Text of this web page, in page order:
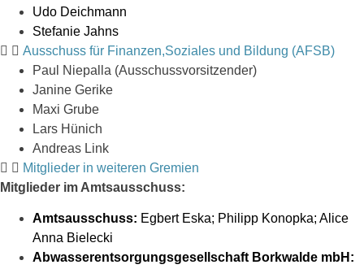
Udo Deichmann
Stefanie Jahns
Ausschuss für Finanzen,Soziales und Bildung (AFSB)
Paul Niepalla (Ausschussvorsitzender)
Janine Gerike
Maxi Grube
Lars Hünich
Andreas Link
Mitglieder in weiteren Gremien
Mitglieder im Amtsausschuss:
Amtsausschuss: Egbert Eska; Philipp Konopka; Alice
Anna Bielecki
Abwasserentsorgungsgesellschaft Borkwalde mbH: